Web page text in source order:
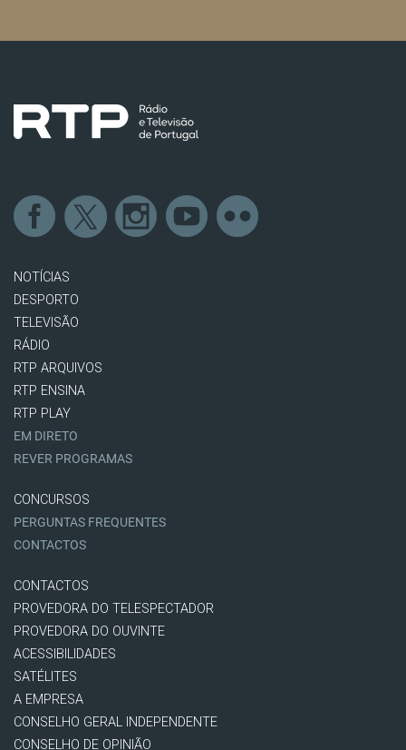
NOTÍCIAS
DESPORTO
TELEVISÃO
RÁDIO
RTP ARQUIVOS
RTP ENSINA
RTP PLAY
EM DIRETO
REVER PROGRAMAS
CONCURSOS
PERGUNTAS FREQUENTES
CONTACTOS
CONTACTOS
PROVEDORA DO TELESPECTADOR
PROVEDORA DO OUVINTE
ACESSIBILIDADES
SATÉLITES
A EMPRESA
CONSELHO GERAL INDEPENDENTE
CONSELHO DE OPINIÃO